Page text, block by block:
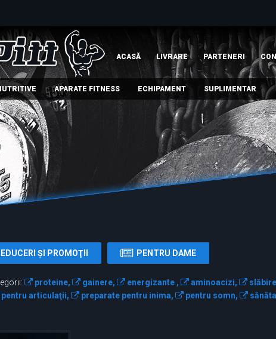
ACASĂ LIVRARE PARTENERI
APARATE FITNESS ECHIPAMENT SUPLIMENTAR
ŞI PROMOŢII PENTRU DAME
proteine, gainere, energizante , aminoacizi,
pentru articulaţii, preparate pentru inima, pentru somn,